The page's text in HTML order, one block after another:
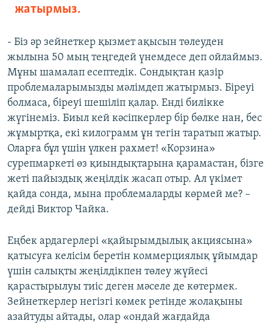
жатырмыз.
- Біз әр зейнеткер қызмет ақысын төлеуден
жылына 50 мың теңгедей үнемдесе деп ойлаймыз.
Мұны шамалап есептедік. Сондықтан қазір
проблемаларымызды мәлімдеп жатырмыз. Біреуі
болмаса, біреуі шешіліп қалар. Енді билікке
жүгінеміз. Биыл кей кәсіпкерлер бір бөлке нан, бес
жұмыртқа, екі килограмм ұн тегін таратып жатыр.
Оларға бұл үшін үлкен рахмет! «Корзина»
сурепмаркеті өз қиындықтарына қарамастан, бізге
жеті пайыздық жеңілдік жасап отыр. Ал үкімет
қайда сонда, мына проблемаларды көрмей ме? –
дейді Виктор Чайка.
Еңбек ардагерлері «қайырымдылық акциясына»
қатысуға келісім беретін коммерциялық ұйымдар
үшін салықты жеңілдікпен төлеу жүйесі
қарастырылуы тиіс деген мәселе де көтермек.
Зейнеткерлер негізгі көмек ретінде жолақыны
азайтуды айтады, олар «ондай жағдайда